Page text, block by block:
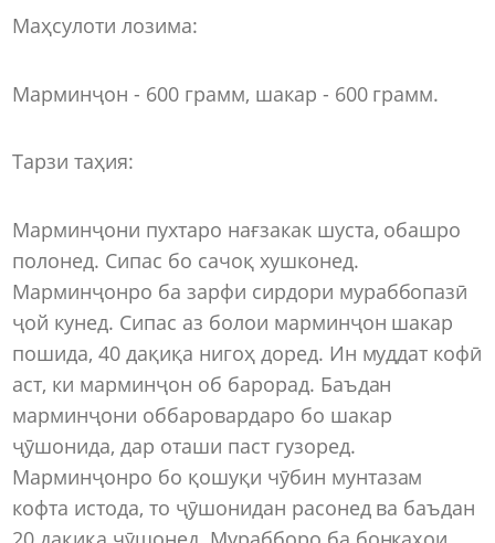
Маҳсулоти лозима:
Марминҷон - 600 грамм, шакар - 600 грамм.
Тарзи таҳия:
Марминҷони пухтаро нағзакак шуста, обашро
полонед. Сипас бо сачоқ хушконед.
Марминҷонро ба зарфи сирдори мураббопазӣ
ҷой кунед. Сипас аз болои марминҷон шакар
пошида, 40 дақиқа нигоҳ доред. Ин муддат кофӣ
аст, ки марминҷон об барорад. Баъдан
марминҷони оббаровардаро бо шакар
ҷӯшонида, дар оташи паст гузоред.
Марминҷонро бо қошуқи чӯбин мунтазам
кофта истода, то ҷӯшонидан расонед ва баъдан